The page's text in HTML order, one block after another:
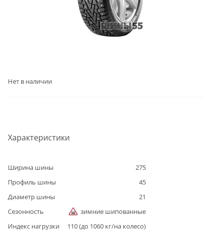
Характеристики
Ширина шины
275
Профиль шины
45
Диаметр шины
21
Сезонность
зимние шипованные
Индекс нагрузки
110(до 1060 кг/на колесо)
Нет в наличии